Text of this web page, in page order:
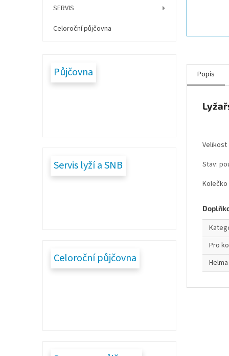
SERVIS
Celoroční půjčovna
Půjčovna
Servis lyží a SNB
Celoroční půjčovna
Popis
Velikost
Stav:
Pro